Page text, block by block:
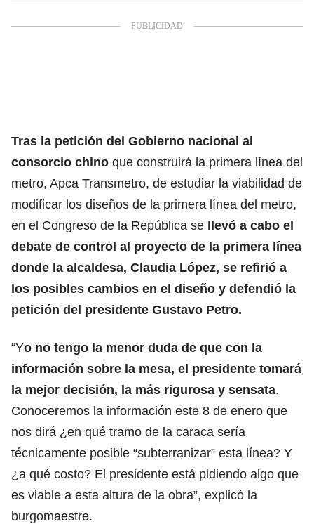
Tras la petición del Gobierno nacional al
consorcio chino que construirá la primera línea del
metro, Apca Transmetro, de estudiar la viabilidad de
modificar los diseños de la primera línea del metro,
en el Congreso de la República se llevó a cabo el
debate de control al proyecto de la primera línea
donde la alcaldesa, Claudia López, se refirió a
los posibles cambios en el diseño y defendió la
petición del presidente Gustavo Petro.
“Yo no tengo la menor duda de que con la
información sobre la mesa, el presidente tomará
la mejor decisión, la más rigurosa y sensata.
Conoceremos la información este 8 de enero que
nos dirá ¿en qué tramo de la caraca sería
técnicamente posible “subterranizar” esta línea? Y
¿a qué costo? El presidente está pidiendo algo que
es viable a esta altura de la obra”, explicó la
burgomaestre.